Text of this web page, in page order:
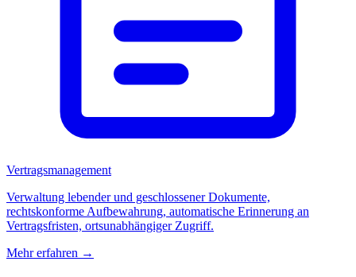
Vertragsmanagement
Verwaltung lebender und geschlossener Dokumente,
rechtskonforme Aufbewahrung, automatische Erinnerung an
Vertragsfristen, ortsunabhängiger Zugriff.
Mehr erfahren →